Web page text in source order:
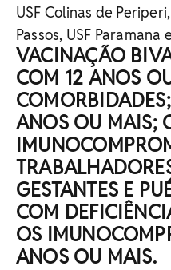
USF Colinas de
Passos, USF Paramana
VACINAÇÃO
COM 12 ANOS
ANOS OU MAIS;
GESTANTES E
COM
OS
ANOS OU MAIS.